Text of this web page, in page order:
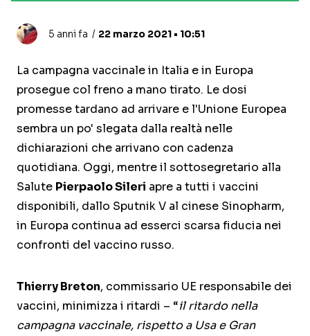
5 anni fa 22 marzo 2021 • 10:51
La campagna vaccinale in Italia e in Europa
prosegue col freno a mano tirato. Le dosi
promesse tardano ad arrivare e l'Unione Europea
sembra un po' slegata dalla realtà nelle
dichiarazioni che arrivano con cadenza
quotidiana. Oggi, mentre il sottosegretario alla
Salute Pierpaolo Sileri apre a tutti i vaccini
disponibili, dallo Sputnik V al cinese Sinopharm,
in Europa continua ad esserci scarsa fiducia nei
confronti del vaccino russo.
Thierry Breton, commissario UE responsabile dei
vaccini, minimizza i ritardi – “il ritardo nella
campagna vaccinale, rispetto a Usa e Gran